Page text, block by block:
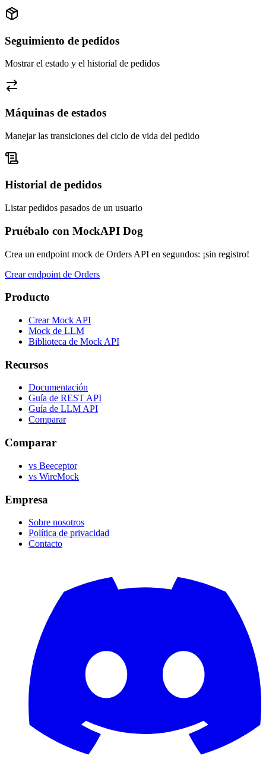
Seguimiento de pedidos
Mostrar el estado y el historial de pedidos
Máquinas de estados
Manejar las transiciones del ciclo de vida del pedido
Historial de pedidos
Listar pedidos pasados de un usuario
Pruébalo con MockAPI Dog
Crea un endpoint mock de Orders API en segundos: ¡sin registro!
Crear endpoint de Orders
Producto
Crear Mock API
Mock de LLM
Biblioteca de Mock API
Recursos
Documentación
Guía de REST API
Guía de LLM API
Comparar
Comparar
vs Beeceptor
vs WireMock
Empresa
Sobre nosotros
Política de privacidad
Contacto